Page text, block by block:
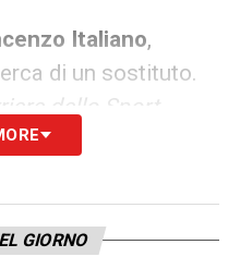
Italiano,
di un sostituto.
dello Sport
occhi su
ibiancocelesti–
non hanno alcuna
GIORNO